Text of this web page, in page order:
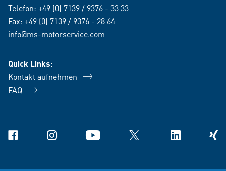
Telefon: +49 (0) 7139 / 9376 - 33 33
Fax: +49 (0) 7139 / 9376 - 28 64
info@ms-motorservice.com
Quick Links:
Kontakt aufnehmen
FAQ
Facebook Instagram YouTube X Linkedin Xing